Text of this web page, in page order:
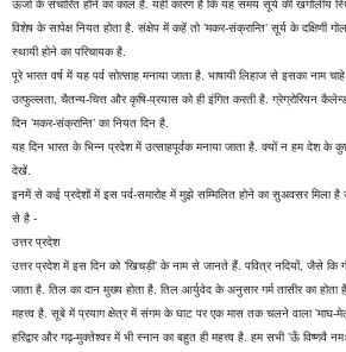
ऊर्जा के संचारित होने का काल है. यही कारण है कि यह समय सूर्य की खगोलीय
विशेष के सापेक्ष नियत होता है. संक्षेप में कहें तो ’मकर-संक्रान्ति’ सूर्य के दक्षिणी
स्थायी होने का परिचायक है.
पूरे भारत वर्ष में यह पर्व सोत्साह मनाया जाता है. भाषायी लिहाज से इसका नाम
उत्फुल्लता, चैतन्य-चित्त और कृषि-प्रयास को ही इंगित करती है. ग्रेग्रोरियन
दिन ’मकर-संक्रान्ति’ का नियत दिन है.
यह दिन भारत के भिन्न प्रदेश में उत्साहपूर्वक मनाया जाता है. क्यों न हम देश के
देखें.
इनमें से कई प्रदेशों में इस पर्व-समारोह में मुझे सम्मिलित होने का सुअवसर मिला है
से है -
उत्तर प्रदेश
उत्तर प्रदेश में इस दिन को ’खिचड़ी’ के नाम से जानते हैं. पवित्र नदियों, जैसे कि
जाता है. तिल का दान मुख्य होता है. तिल आर्युवेद के अनुसार गर्म तासीर का होता
महत्त्व है. सूबे में प्रयाग क्षेत्र में संगम के घाट पर एक मास तक चलने वाला ’माघ-
हरिद्वार और गढ़-मुक्तेश्वर में भी स्नान का बहुत ही महत्त्व है. हम सभी ’ऊँ